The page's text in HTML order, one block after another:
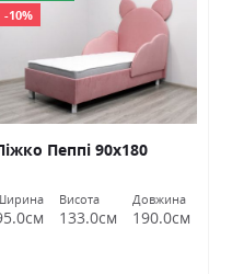
-10%
Пеппі 90х180
Висота
133.0см
Довжина
190.0см